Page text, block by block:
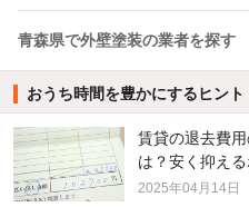
青森県で外壁塗装の業者を探す
おうち時間を豊かにするヒント
賃貸の退去費用
は？安く抑え
2025年04月14日